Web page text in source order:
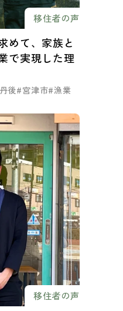
移住者の声
めて、家族と
で実現した理
後#宮津市#漁業
移住者の声